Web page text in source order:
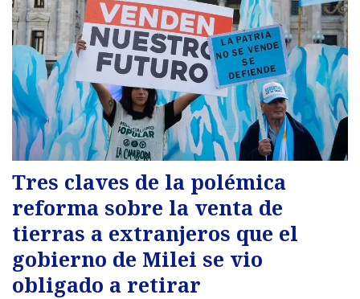
Tres claves de la polémica
reforma sobre la venta de
tierras a extranjeros que el
gobierno de Milei se vio
obligado a retirar